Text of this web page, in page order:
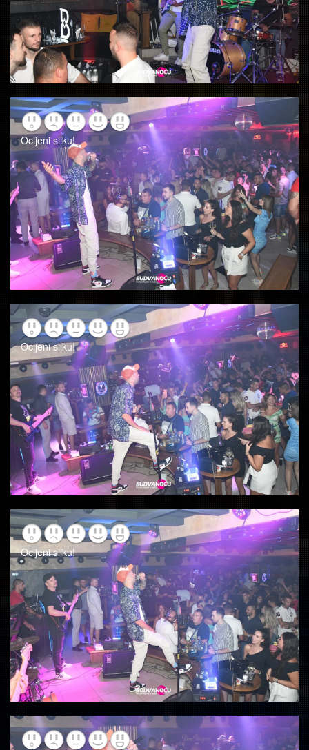
Ocijeni sliku!
Ocijeni sliku!
Ocijeni sliku!